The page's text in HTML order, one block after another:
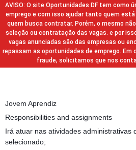
AVISO: O site Oportunidades DF tem como
emprego e com isso ajudar tanto quem
quem busca contratar. Porém, o mesmo
seleção ou contratação das vagas. e por
vagas anunciadas são das empresas ou
repassam as oportunidades de emprego. Em
fraude, solicitamos que nos
Jovem Aprendiz
Responsibilities and assignments
Irá atuar nas atividades administrativas
selecionado;